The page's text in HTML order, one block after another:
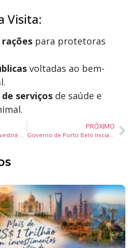
Visita:
para protetoras
voltadas ao bem-
serviços de saúde e
Novo PAC Seleções Investirá R$ 2,3 Bilhões em Creches e Transportes Escolares para Ampliar Acesso à Educação
PRÓXIMO
Governo de Porto Belo Inicia Limpeza do Rio Perequezinho na Rua dos Samagaias